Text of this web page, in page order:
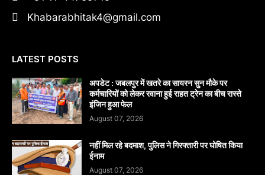
Khabarabhitak4@gmail.com
LATEST POSTS
अपडेट : जबलपुर में खतरे का सायरन सुन मौके पर
कर्मचारियों को लेकर रवाना हुई राहत ट्रेन का बीच रास्ते
इंजिन हुआ फेल
August 07, 2026
नहीं मिल रहे बदमाश, पुलिस ने गिरफ्तारी पर घोषित किया
ईनाम
August 07, 2026